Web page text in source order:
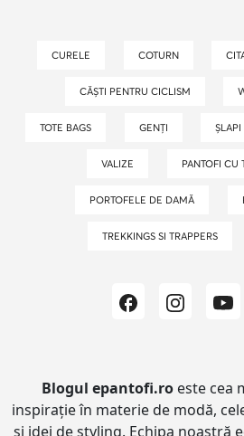
CURELE COTURN
CĂȘTI PENTRU CICLISM
TOTE BAGS GENȚI
VALIZE PANTOFI CU
PORTOFELE DE DAMĂ
TREKKINGS SI TRAPPERS
Blogul epantofi.ro este cea
inspirație în materie de modă,
și idei de styling. Echipa noastră